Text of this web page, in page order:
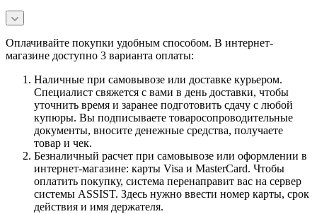
Оплачивайте покупки удобным способом. В интернет-
магазине доступно 3 варианта оплаты:
Наличные при самовывозе или доставке курьером.
Специалист свяжется с вами в день доставки, чтобы
уточнить время и заранее подготовить сдачу с любой
купюры. Вы подписываете товаросопроводительные
документы, вносите денежные средства, получаете
товар и чек.
Безналичный расчет при самовывозе или оформлении в
интернет-магазине: карты Visa и MasterCard. Чтобы
оплатить покупку, система перенаправит вас на сервер
системы ASSIST. Здесь нужно ввести номер карты, срок
действия и имя держателя.